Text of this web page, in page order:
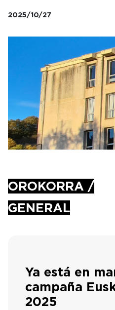
2025/10/27
OROKORRA /
GENERAL
Ya está en
campaña
2025